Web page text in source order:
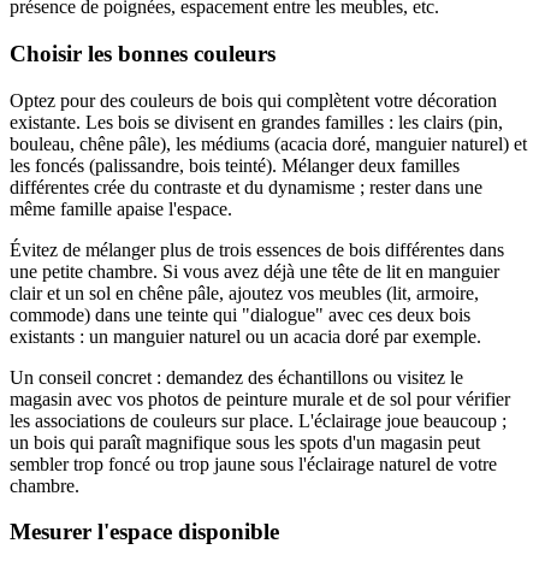
présence de poignées, espacement entre les meubles, etc.
Choisir les bonnes couleurs
Optez pour des couleurs de bois qui complètent votre décoration
existante. Les bois se divisent en grandes familles : les clairs (pin,
bouleau, chêne pâle), les médiums (acacia doré, manguier naturel) et
les foncés (palissandre, bois teinté). Mélanger deux familles
différentes crée du contraste et du dynamisme ; rester dans une
même famille apaise l'espace.
Évitez de mélanger plus de trois essences de bois différentes dans
une petite chambre. Si vous avez déjà une tête de lit en manguier
clair et un sol en chêne pâle, ajoutez vos meubles (lit, armoire,
commode) dans une teinte qui "dialogue" avec ces deux bois
existants : un manguier naturel ou un acacia doré par exemple.
Un conseil concret : demandez des échantillons ou visitez le
magasin avec vos photos de peinture murale et de sol pour vérifier
les associations de couleurs sur place. L'éclairage joue beaucoup ;
un bois qui paraît magnifique sous les spots d'un magasin peut
sembler trop foncé ou trop jaune sous l'éclairage naturel de votre
chambre.
Mesurer l'espace disponible